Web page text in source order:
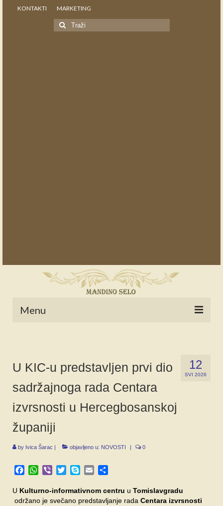
KONTAKTI MARKETING
Search
for:
Menu
12
SVI 2026
U KIC-u predstavljen prvi dio
sadržajnoga rada Centara
izvrsnosti u Hercegbosanskoj
županiji
by Ivica Šarac objavljeno u: NOVOSTI 0
Facebook
WhatsApp
Viber TwitterSkypeEmail
U Kulturno-informativnom centru u Tomislavgradu
održano je svečano predstavljanje rada Centara izvrsnosti